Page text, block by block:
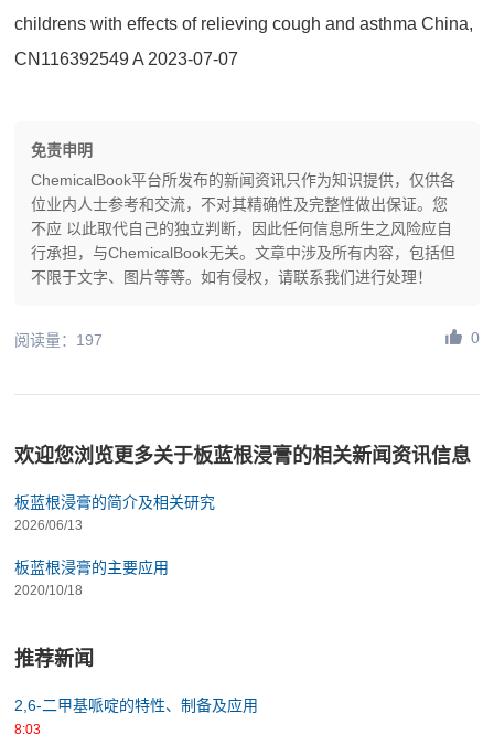
childrens with effects of relieving cough and asthma China,
CN116392549 A 2023-07-07
免责申明
ChemicalBook平台所发布的新闻资讯只作为知识提供，仅供各
位业内人士参考和交流，不对其精确性及完整性做出保证。您
不应 以此取代自己的独立判断，因此任何信息所生之风险应自
行承担，与ChemicalBook无关。文章中涉及所有内容，包括但
不限于文字、图片等等。如有侵权，请联系我们进行处理！
阅读量：197 0
欢迎您浏览更多关于板蓝根浸膏的相关新闻资讯信息
板蓝根浸膏的简介及相关研究
2026/06/13
板蓝根浸膏的主要应用
2020/10/18
推荐新闻
2,6-二甲基哌啶的特性、制备及应用
8:03